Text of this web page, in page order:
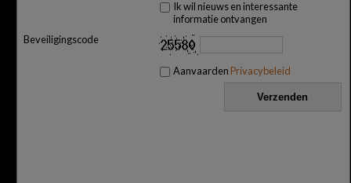
Ik wil nieuws en interessante
informatie ontvangen
Beveiligingscode
Aanvaarden Privacybeleid